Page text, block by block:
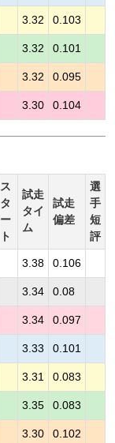
3.32 0.103
3.32 0.101
3.32 0.095
3.30 0.104
ス
タ
ー
ト
試走
タイ
ム
試走
偏差
選
手
短
評
3.38 0.106
3.34 0.08
3.34 0.097
3.33 0.101
3.31 0.083
3.35 0.083
3.30 0.102